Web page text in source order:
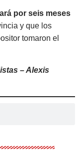
por seis meses
y que los
tomaron el
– Alexis